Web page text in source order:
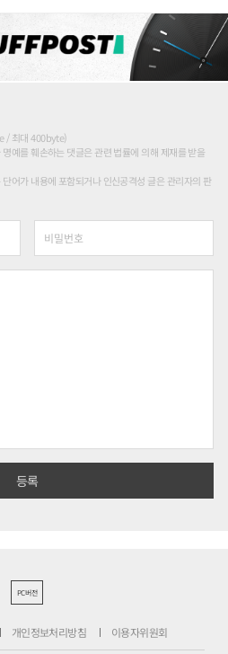
/ 최대 400byte)
예를 훼손하는 댓글은 관련 법률에 의해 제재를 받을
어가 내용에 포함되거나 인신공격성 글은 관리자의 판
PC버전
개인정보처리방침 이용자위원회